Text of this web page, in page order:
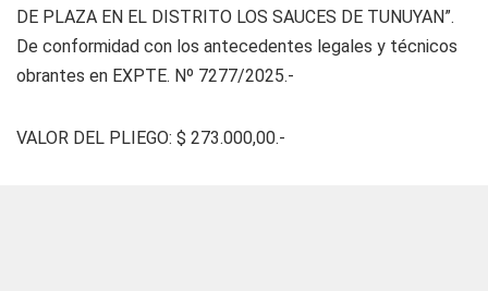
DE PLAZA EN EL DISTRITO LOS SAUCES DE TUNUYAN”.
De conformidad con los antecedentes legales y técnicos
obrantes en EXPTE. Nº 7277/2025.-
VALOR DEL PLIEGO: $ 273.000,00.-